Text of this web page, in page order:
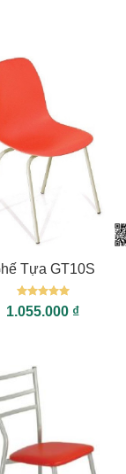
Tựa GT10S
Được xếp
hạng55
1.055.000 ₫